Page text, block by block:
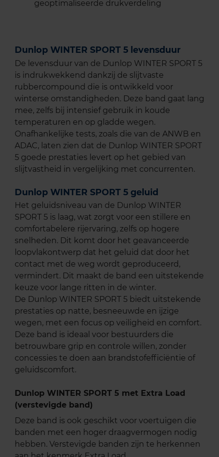
geoptimaliseerde drukverdeling
Dunlop WINTER SPORT 5 levensduur
De levensduur van de Dunlop WINTER SPORT 5
is indrukwekkend dankzij de slijtvaste
rubbercompound die is ontwikkeld voor
winterse omstandigheden. Deze band gaat lang
mee, zelfs bij intensief gebruik in koude
temperaturen en op gladde wegen.
Onafhankelijke tests, zoals die van de ANWB en
ADAC, laten zien dat de Dunlop WINTER SPORT
5 goede prestaties levert op het gebied van
slijtvastheid in vergelijking met concurrenten.
Dunlop WINTER SPORT 5 geluid
Het geluidsniveau van de Dunlop WINTER
SPORT 5 is laag, wat zorgt voor een stillere en
comfortabelere rijervaring, zelfs op hogere
snelheden. Dit komt door het geavanceerde
loopvlakontwerp dat het geluid dat door het
contact met de weg wordt geproduceerd,
vermindert. Dit maakt de band een uitstekende
keuze voor lange ritten in de winter.
De Dunlop WINTER SPORT 5 biedt uitstekende
prestaties op natte, besneeuwde en ijzige
wegen, met een focus op veiligheid en comfort.
Deze band is ideaal voor bestuurders die
betrouwbare grip en controle willen, zonder
concessies te doen aan brandstofefficiëntie of
geluidscomfort.
Dunlop WINTER SPORT 5 met Extra Load
(verstevigde band)
Deze band is ook geschikt voor voertuigen die
banden met een hoger draagvermogen nodig
hebben. Verstevigde banden zijn te herkennen